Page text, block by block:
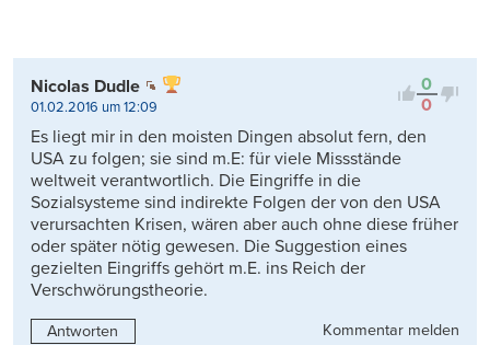
0
0
Nicolas Dudle
01.02.2016 um 12:09
Es liegt mir in den moisten Dingen absolut fern, den
USA zu folgen; sie sind m.E: für viele Missstände
weltweit verantwortlich. Die Eingriffe in die
Sozialsysteme sind indirekte Folgen der von den USA
verursachten Krisen, wären aber auch ohne diese früher
oder später nötig gewesen. Die Suggestion eines
gezielten Eingriffs gehört m.E. ins Reich der
Verschwörungstheorie.
Antworten Kommentar melden